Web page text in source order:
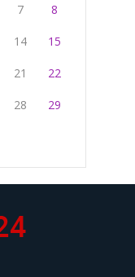
7 8
14 15
21 22
28 29